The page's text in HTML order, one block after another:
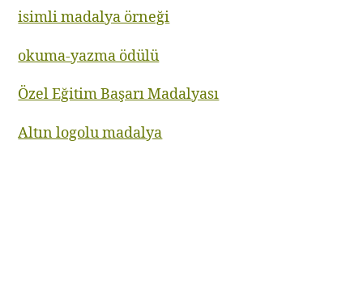
isimli madalya örneği
okuma-yazma ödülü
Özel Eğitim Başarı Madalyası
Altın logolu madalya